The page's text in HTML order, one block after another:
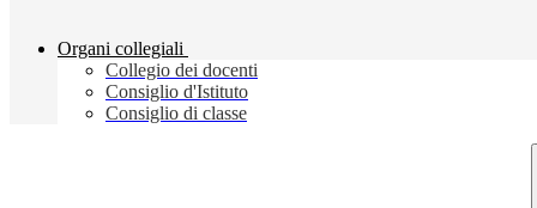
Organi collegiali
Collegio dei docenti
Consiglio d'Istituto
Consiglio di classe